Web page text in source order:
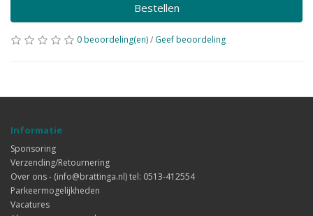
Bestellen
0 beoordeling(en)/ Geef beoordeling
Informatie
Sponsoring
Verzending/Retournering
Over ons - (info@brattinga.nl) tel: 0513-412554
Parkeermogelijkheden
Vacatures